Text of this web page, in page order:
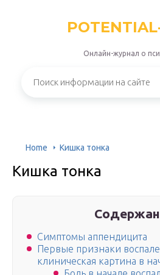
Онлайн-журнал о
Home Кишка тонка
Кишка тонка
Симптомы аппендицита
Первые признаки
клиническая картина в